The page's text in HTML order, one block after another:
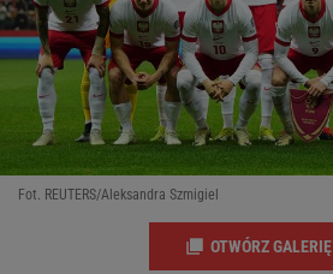
Fot. REUTERS/Aleksandra Szmigiel
OTWÓRZ GALERIĘ